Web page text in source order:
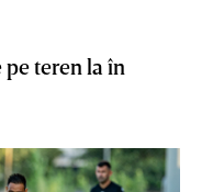
teren la în